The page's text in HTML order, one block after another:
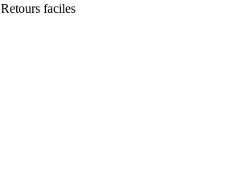
Retours faciles